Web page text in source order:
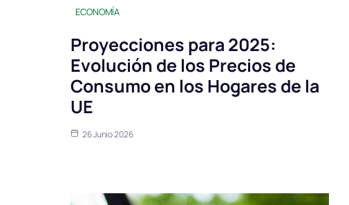
ECONOMÍA
Proyecciones para 2025:
Evolución de los Precios de
Consumo en los Hogares de la
UE
26 Junio 2026